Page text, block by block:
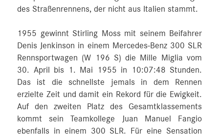
des Straßenrennens, der nicht aus Italien stammt.
1955 gewinnt Stirling Moss mit seinem Beifahrer
Denis Jenkinson in einem Mercedes-Benz 300 SLR
Rennsportwagen (W 196 S) die Mille Miglia vom
30. April bis 1. Mai 1955 in 10:07:48 Stunden.
Das ist die schnellste jemals in dem Rennen
erzielte Zeit und damit ein Rekord für die Ewigkeit.
Auf den zweiten Platz des Gesamtklassements
kommt sein Teamkollege Juan Manuel Fangio
ebenfalls in einem 300 SLR. Für eine Sensation